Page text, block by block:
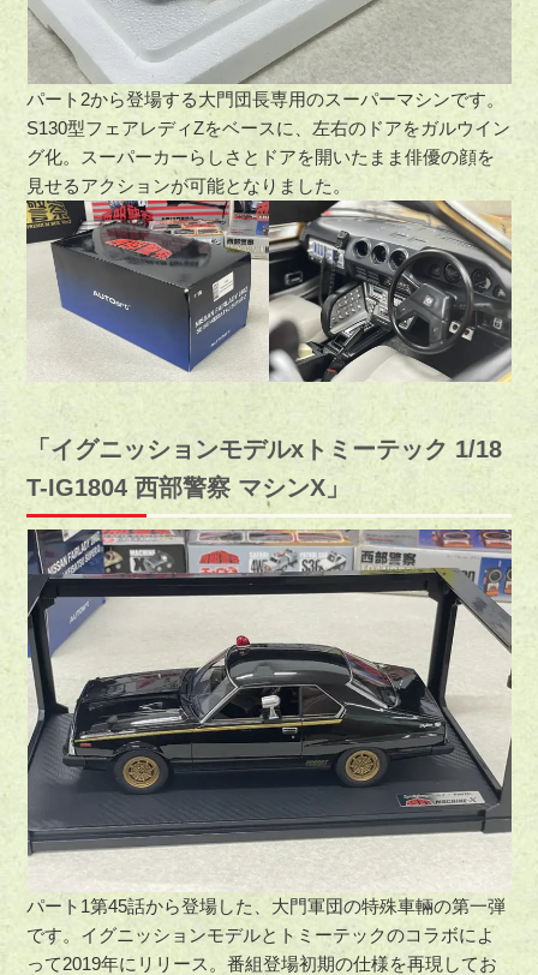
パート2から登場する大門団長専用のスーパーマシンです。
S130型フェアレディZをベースに、左右のドアをガルウイン
グ化。スーパーカーらしさとドアを開いたまま俳優の顔を
見せるアクションが可能となりました。
「イグニッションモデルxトミーテック 1/18
T-IG1804 西部警察 マシンX」
パート1第45話から登場した、大門軍団の特殊車輛の第一弾
です。イグニッションモデルとトミーテックのコラボによ
って2019年にリリース。番組登場初期の仕様を再現してお